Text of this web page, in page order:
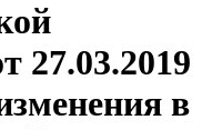
27.03.2019
в